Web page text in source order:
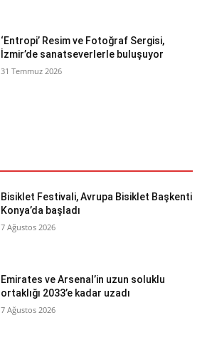
‘Entropi’ Resim ve Fotoğraf Sergisi,
İzmir’de sanatseverlerle buluşuyor
31 Temmuz 2026
Bisiklet Festivali, Avrupa Bisiklet Başkenti
Konya’da başladı
7 Ağustos 2026
Emirates ve Arsenal’in uzun soluklu
ortaklığı 2033’e kadar uzadı
7 Ağustos 2026